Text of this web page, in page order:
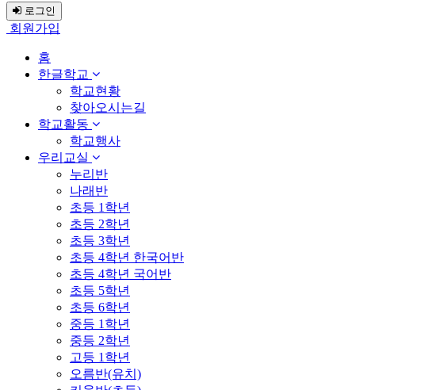
로그인
회원가입
홈
한글학교
학교현황
찾아오시는길
학교활동
학교행사
우리교실
누리반
나래반
초등 1학년
초등 2학년
초등 3학년
초등 4학년 한국어반
초등 4학년 국어반
초등 5학년
초등 6학년
중등 1학년
중등 2학년
고등 1학년
오름반(유치)